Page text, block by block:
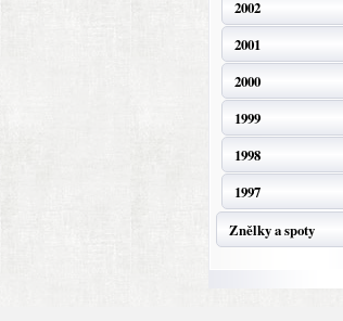
2002
2001
2000
1999
1998
1997
Znělky a spoty